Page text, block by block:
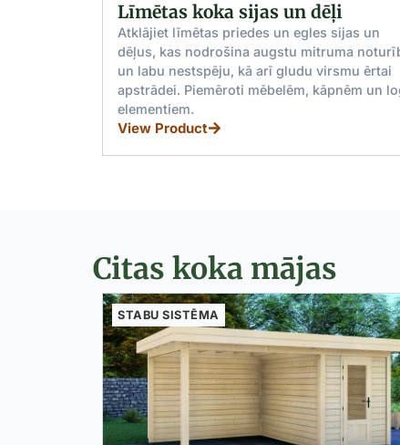
Zāģmateriāli: Priede un egle
būvniecībai
Augstas kvalitātes priedes un egles
zāģmateriāli, kas ideāli piemēroti būvniecībai.
Ekoloģiski draudzīgas īpašības un
daudzpusīgas izmēru iespējas.
View Product
Citas koka mājas
STABU SISTĒMA